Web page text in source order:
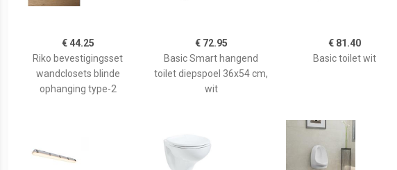
€ 44.25
Riko bevestigingsset
wandclosets blinde
ophanging type-2
€ 72.95
Basic Smart hangend
toilet diepspoel 36x54 cm,
wit
€ 81.40
Basic toilet wit